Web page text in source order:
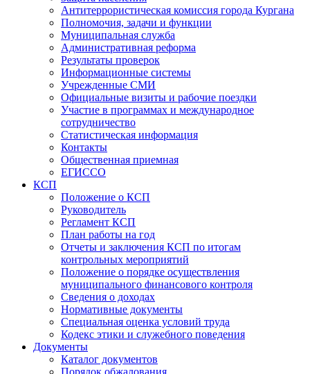
Антитеррористическая комиссия города Кургана
Полномочия, задачи и функции
Муниципальная служба
Административная реформа
Результаты проверок
Информационные системы
Учрежденные СМИ
Официальные визиты и рабочие поездки
Участие в программах и международное
сотрудничество
Статистическая информация
Контакты
Общественная приемная
ЕГИССО
КСП
Положение о КСП
Руководитель
Регламент КСП
План работы на год
Отчеты и заключения КСП по итогам
контрольных мероприятий
Положение о порядке осуществления
муниципального финансового контроля
Сведения о доходах
Нормативные документы
Специальная оценка условий труда
Кодекс этики и служебного поведения
Документы
Каталог документов
Порядок обжалования